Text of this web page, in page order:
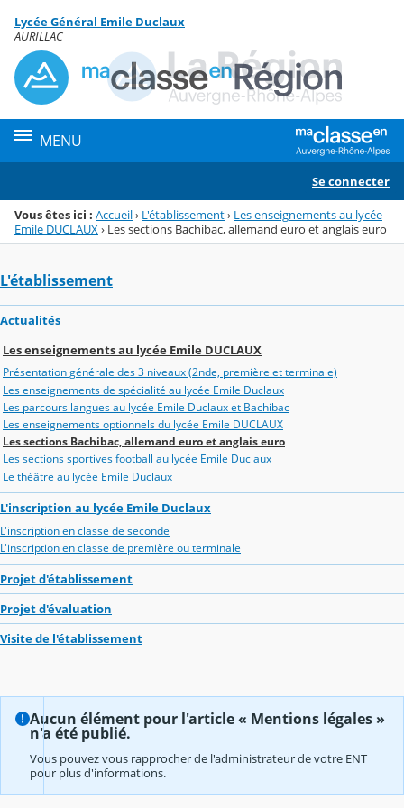
Menu de la rubrique
Contenu
Lycée Général Emile Duclaux
AURILLAC
MENU
Se connecter
Vous êtes ici : Accueil› L'établissement› Les enseignements au lycée
Emile DUCLAUX › Les sections Bachibac, allemand euro et anglais euro
L'établissement
Actualités
Les enseignements au lycée Emile DUCLAUX
Présentation générale des 3 niveaux (2nde, première et terminale)
Les enseignements de spécialité au lycée Emile Duclaux
Les parcours langues au lycée Emile Duclaux et Bachibac
Les enseignements optionnels du lycée Emile DUCLAUX
Les sections Bachibac, allemand euro et anglais euro
Les sections sportives football au lycée Emile Duclaux
Le théâtre au lycée Emile Duclaux
L'inscription au lycée Emile Duclaux
L'inscription en classe de seconde
L'inscription en classe de première ou terminale
Projet d'établissement
Projet d'évaluation
Visite de l'établissement
Aucun élément pour l'article « Mentions légales »
n'a été publié.
Vous pouvez vous rapprocher de l'administrateur de votre ENT
pour plus d'informations.